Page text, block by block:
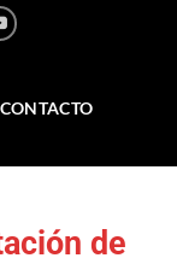
CONTACTO
de